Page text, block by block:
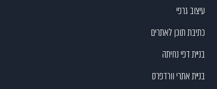
עיצוב גרפי
כתיבת תוכן לאתרים
בניית דפי נחיתה
בניית אתרי וורדפרס